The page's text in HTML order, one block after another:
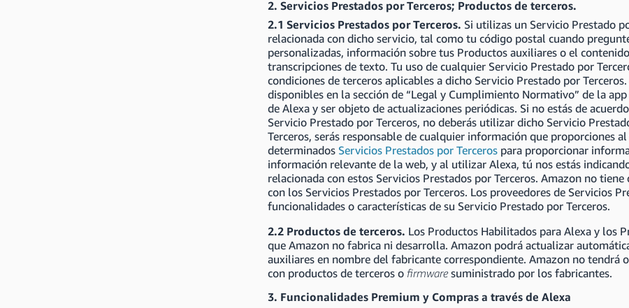
2. Servicios Prestados por Terceros; Productos de terceros.
2.1 Servicios Prestados por Terceros. Si utilizas un Servicio Prestado
relacionada con dicho servicio, tal como tu código postal cuando
personalizadas, información sobre tus Productos auxiliares o el
transcripciones de texto. Tu uso de cualquier Servicio Prestado por
condiciones de terceros aplicables a dicho Servicio Prestado por
disponibles en la sección de “Legal y Cumplimiento Normativo” de la
de Alexa y ser objeto de actualizaciones periódicas. Si no estás de
Servicio Prestado por Terceros, no deberás utilizar dicho Servicio
Terceros, serás responsable de cualquier información que proporciones
determinados Servicios Prestados por Terceros para proporcionar
información relevante de la web, y al utilizar Alexa, tú nos estás
relacionada con estos Servicios Prestados por Terceros. Amazon no
con los Servicios Prestados por Terceros. Los proveedores de Servicios
funcionalidades o características de su Servicio Prestado por Terceros.
2.2 Productos de terceros. Los Productos Habilitados para Alexa y los
que Amazon no fabrica ni desarrolla. Amazon podrá actualizar
auxiliares en nombre del fabricante correspondiente. Amazon no tendrá
con productos de terceros o firmwaresuministrado por los fabricantes.
3. Funcionalidades Premium y Compras a través de Alexa